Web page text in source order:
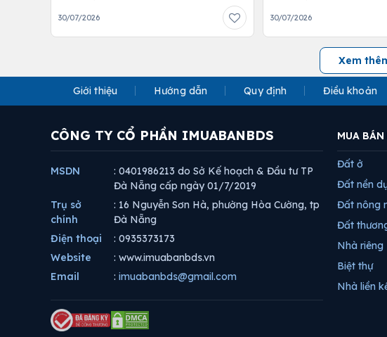
30/07/2026 30/07/2026
Xem
Giới thiệu Hướng dẫn Quy định Điều khoản
CÔNG TY CỔ PHẦN IMUABANBDS
MSDN
: 0401986213 do Sở Kế hoạch & Đầu tư TP
Đà Nẵng cấp ngày 01/7/2019
Trụ sở
chính
: 16 Nguyễn Sơn Hà, phường Hòa Cường, tp
Đà Nẵng
Điện thoại
: 0935373173
Website
: www.imuabanbds.vn
Email
: imuabanbds@gmail.com
MUA
Đất ở
Đất nền
Đất nông
Đất
Nhà riêng
Biệt thự
Nhà liền